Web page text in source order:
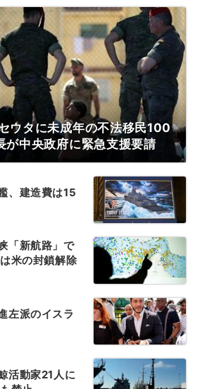
ウタに未成年の不法移民100
が中央政府に緊急支援要請
、建造費は15
「新航路」で
米の封鎖解除
左派のイスラ
活動家21人に